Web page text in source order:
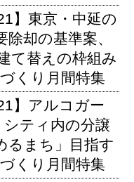
】東京・中延の
却の基準案、
て替えの枠組み
くり月間特集
】アルコガー
ティ内の分譲
るまち」目指す
くり月間特集